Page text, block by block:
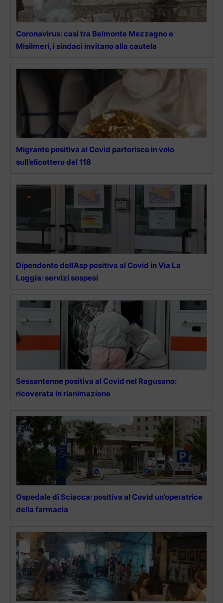
Coronavirus: casi tra Belmonte Mezzagno e
Misilmeri, i sindaci invitano alla cautela
Migrante positiva al Covid partorisce in volo
sull’elicottero del 118
Dipendente dell’Asp positiva al Covid in Via La
Loggia: servizi sospesi
Sessantenne positiva al Covid nel Ragusano:
ricoverata in rianimazione
Ospedale di Sciacca: positiva al Covid un’operatrice
della farmacia